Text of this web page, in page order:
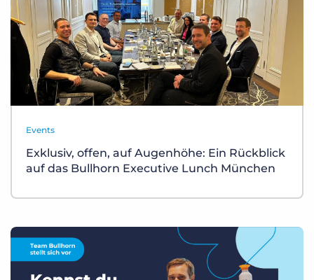
Events
Exklusiv, offen, auf Augenhöhe: Ein Rückblick
auf das Bullhorn Executive Lunch München